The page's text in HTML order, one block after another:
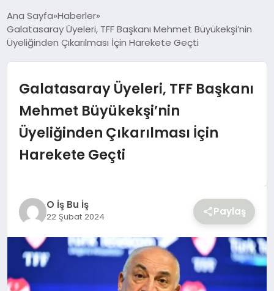
EKONOMİ
SPOR
Ana Sayfa Haberler
Galatasaray Üyeleri, TFF Başkanı Mehmet Büyükekşi’nin
Üyeliğinden Çıkarılması İçin Harekete Geçti
Galatasaray Üyeleri, TFF Başkanı
Mehmet Büyükekşi’nin
Üyeliğinden Çıkarılması İçin
Harekete Geçti
O İş Bu İş
22 Şubat 2024 Paylaş